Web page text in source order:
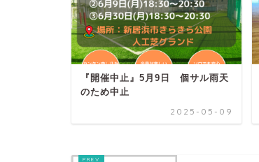
『開催中止』5月9日 個サル雨天
のため中止
2025-05-09